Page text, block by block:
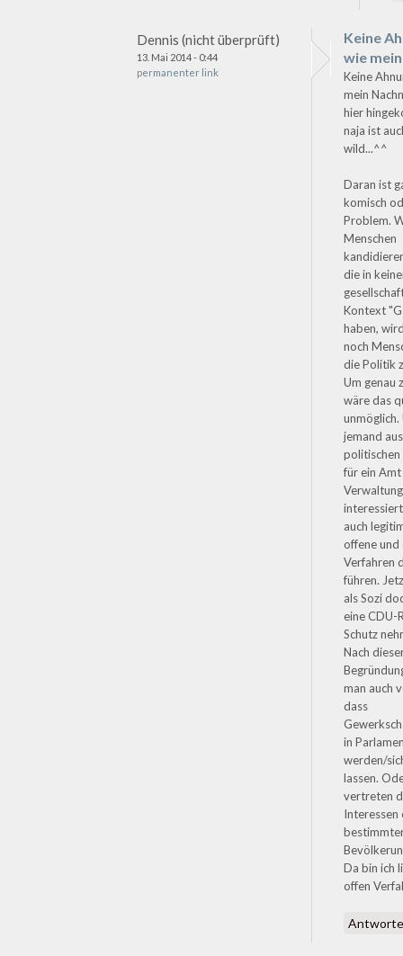
Dennis (nicht überprüft)
13. Mai 2014 - 0:44
permanenter link
Keine
wie mein
Keine
mein
hier
naja ist
wild...^^
Daran ist
komisch
Problem.
Menschen
die in
Kontext
haben,
noch
die Politik
Um genau
wäre das
unmöglich.
jemand
politischen
für ein
Verwaltung
auch
offene und
Verfahren
führen.
als Sozi
eine CDU-
Schutz
Nach
man auch
dass
in
werden/
lassen.
vertreten
Interessen
Da bin ich
offen